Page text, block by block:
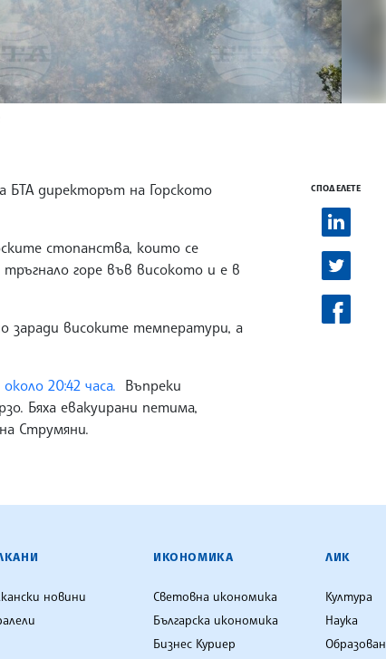
БТА директорът на Горското
стопанства, които се
горе във високото и е в
заради високите температури, а
20:42 часа. Въпреки
Бяха евакуирани петима,
Струмяни.
СПОДЕЛЕТЕ
новини
ИКОНОМИКА
Световна икономика
Българска икономика
Бизнес Куриер
ЛИК
Култура
Наука